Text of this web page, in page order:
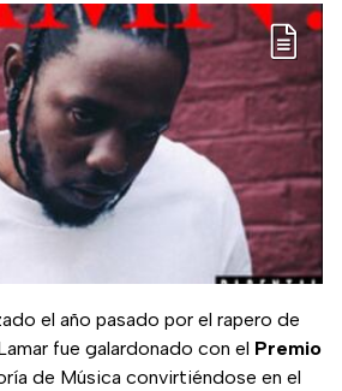
el año pasado por el rapero de
fue galardonado con el Premio
de Música convirtiéndose en el